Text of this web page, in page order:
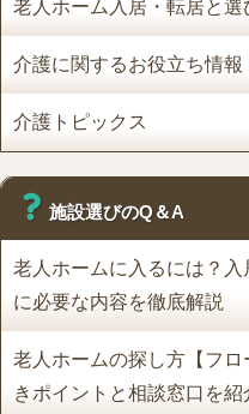
老人ホーム入居・転居と選
介護に関するお役立ち情報
介護トピックス
施設選びのQ＆A
老人ホームに入るには？
に必要な内容を徹底解説
老人ホームの探し方【フ
きポイントと相談窓口を紹